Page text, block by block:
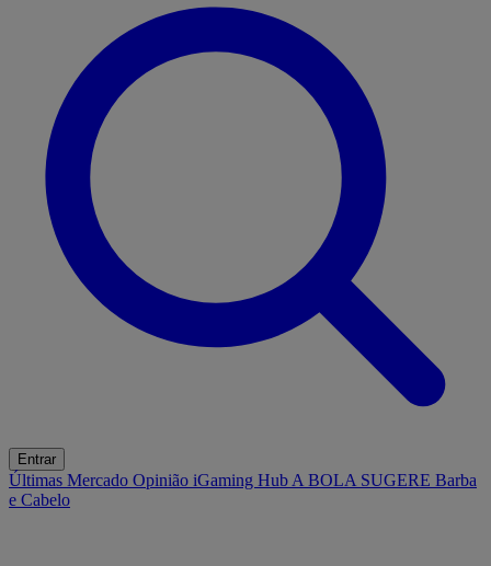
Entrar
Últimas Mercado Opinião iGaming Hub A BOLA SUGERE Barba
e Cabelo